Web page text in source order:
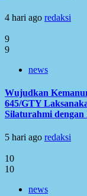
4 hari ago redaksi
9
9
news
Wujudkan
645/GTY
Silaturahmi
5 hari ago redaksi
10
10
news